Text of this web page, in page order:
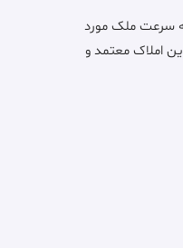
سرعت ملک مورد
املاک معتمد و